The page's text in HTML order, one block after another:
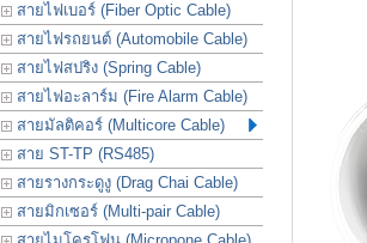
สายไฟเบอร์ (Fiber Optic Cable)
สายไฟรถยนต์ (Automobile Cable)
สายไฟสปริง (Spring Cable)
สายไฟอะลาร์ม (Fire Alarm Cable)
สายมัลติคอร์ (Multicore Cable)
สาย ST-TP (RS485)
สายรางกระดูงู (Drag Chai Cable)
สายมิกเซอร์ (Multi-pair Cable)